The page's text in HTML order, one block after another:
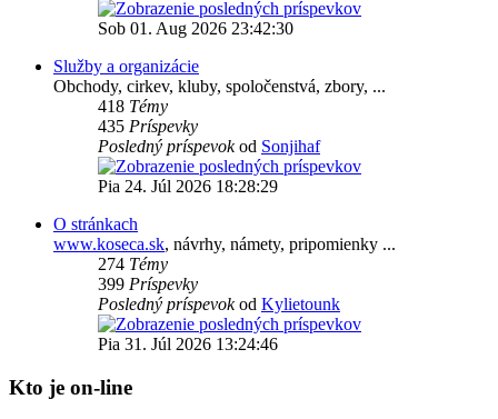
Sob 01. Aug 2026 23:42:30
Služby a organizácie
Obchody, cirkev, kluby, spoločenstvá, zbory, ...
418 Témy
435 Príspevky
Posledný príspevokod Sonjihaf
Pia 24. Júl 2026 18:28:29
O stránkach
www.koseca.sk, návrhy, námety, pripomienky ...
274 Témy
399 Príspevky
Posledný príspevokod Kylietounk
Pia 31. Júl 2026 13:24:46
Kto je on-line